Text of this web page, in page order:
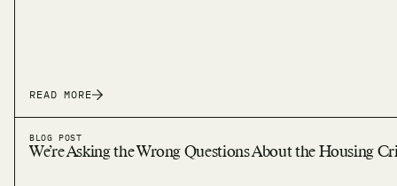
READ MORE
BLOG POST
We’re Asking the Wrong Questions About the Housing